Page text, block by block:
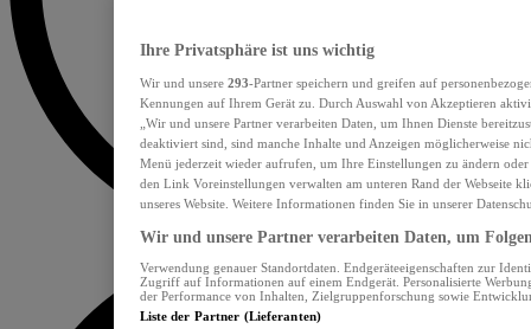
Ihre Privatsphäre ist uns wichtig
Wir und unsere 293-Partner speichern und greifen auf
Kennungen auf Ihrem Gerät zu. Durch Auswahl von Akzeptieren
„Wir und unsere Partner verarbeiten Daten, um Ihnen Dienste
deaktiviert sind, sind manche Inhalte und Anzeigen möglicherweise
Menü jederzeit wieder aufrufen, um Ihre Einstellungen zu ändern
den Link Voreinstellungen verwalten am unteren Rand der Webseite
unseres Website. Weitere Informationen finden Sie in unserer
Wir und unsere Partner verarbeiten Daten, um
Verwendung genauer Standortdaten. Endgeräteeigenschaften zur
Zugriff auf Informationen auf einem Endgerät. Personalisierte
der Performance von Inhalten, Zielgruppenforschung sowie
Liste der Partner (Lieferanten)